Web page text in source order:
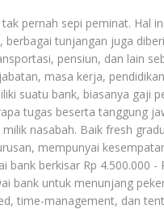
pernah sepi peminat. Hal
berbagai tunjangan juga
pensiun, dan lain
masa kerja,
suatu bank, biasanya gaji
tugas beserta tanggung
nasabah. Baik fresh
mempunyai
bank berkisar Rp 4.500.000 -
bank untuk menunjang
time-management, dan